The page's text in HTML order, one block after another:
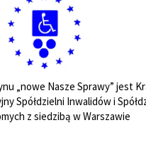
„nowe Nasze Sprawy” jest
Spółdzielni Inwalidów i
z siedzibą w Warszawie